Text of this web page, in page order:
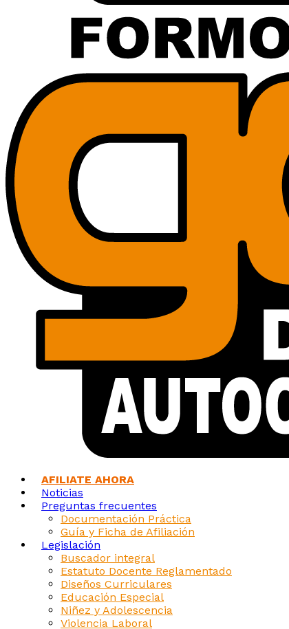
AFILIATE AHORA
Noticias
Preguntas frecuentes
Documentación Práctica
Guía y Ficha de Afiliación
Legislación
Buscador integral
Estatuto Docente Reglamentado
Diseños Curriculares
Educación Especial
Niñez y Adolescencia
Violencia Laboral